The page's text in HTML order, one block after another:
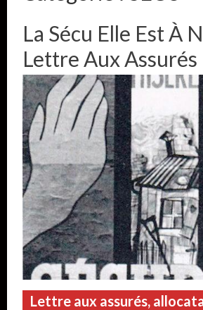
La Sécu Elle Est À
Lettre Aux Assurés
Lettre aux assurés,